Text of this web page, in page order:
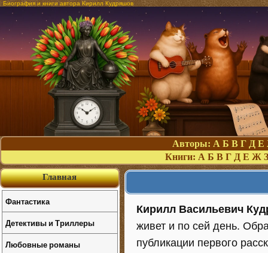
Биография и книги автора Кирилл Кудряшов
Авторы: А Б В Г Д Е
Книги: А Б В Г Д Е Ж З
Кирилл Васильевич
живет и по сей день.
публикации первого
Главная
Фантастика
Детективы и Триллеры
Любовные романы